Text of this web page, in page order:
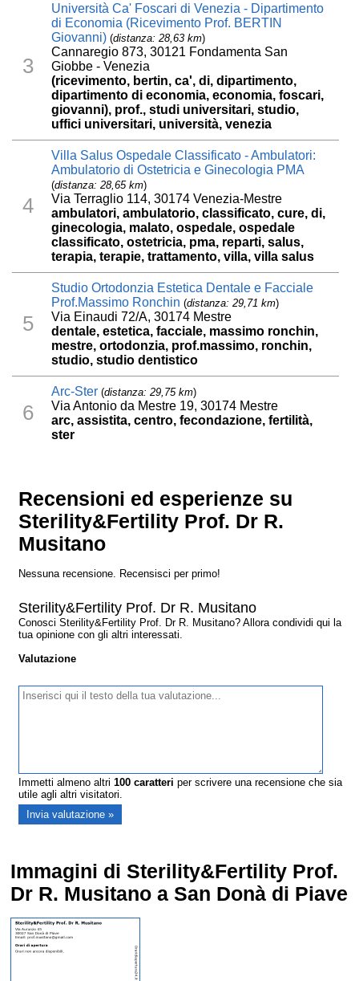
3
Università Ca' Foscari di Venezia - Dipartimento
di Economia (Ricevimento Prof. BERTIN
Giovanni) (distanza: 28,63 km)
Cannaregio 873, 30121 Fondamenta San
Giobbe - Venezia
(ricevimento, bertin, ca', di, dipartimento,
dipartimento di economia, economia, foscari,
giovanni), prof., studi universitari, studio,
uffici universitari, università, venezia
4
Villa Salus Ospedale Classificato - Ambulatori:
Ambulatorio di Ostetricia e Ginecologia PMA
(distanza: 28,65 km)
Via Terraglio 114, 30174 Venezia-Mestre
ambulatori, ambulatorio, classificato, cure, di,
ginecologia, malato, ospedale, ospedale
classificato, ostetricia, pma, reparti, salus,
terapia, terapie, trattamento, villa, villa salus
5
Studio Ortodonzia Estetica Dentale e Facciale
Prof.Massimo Ronchin (distanza: 29,71 km)
Via Einaudi 72/A, 30174 Mestre
dentale, estetica, facciale, massimo ronchin,
mestre, ortodonzia, prof.massimo, ronchin,
studio, studio dentistico
6
Arc-Ster (distanza: 29,75 km)
Via Antonio da Mestre 19, 30174 Mestre
arc, assistita, centro, fecondazione, fertilità,
ster
Recensioni ed esperienze su
Sterility&Fertility Prof. Dr R.
Musitano
Nessuna recensione. Recensisci per primo!
Sterility&Fertility Prof. Dr R. Musitano
Conosci Sterility&Fertility Prof. Dr R. Musitano? Allora condividi qui la
tua opinione con gli altri interessati.
Valutazione
Immetti almeno altri100 caratteri per scrivere una recensione che sia
utile agli altri visitatori.
Immagini di Sterility&Fertility Prof.
Dr R. Musitano a San Donà di Piave